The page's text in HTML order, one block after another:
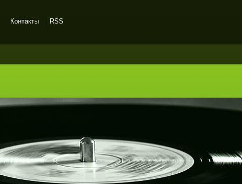
Контакты RSS